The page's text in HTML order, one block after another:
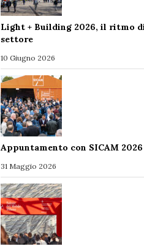
Light + Building 2026, il ritmo
settore
10 Giugno 2026
Appuntamento con SICAM 2026
31 Maggio 2026